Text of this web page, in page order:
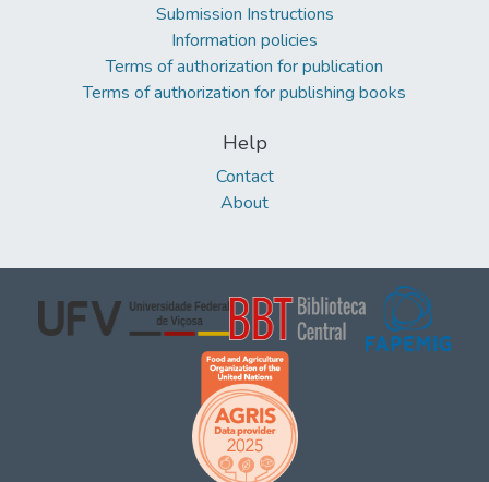
Submission Instructions
Information policies
Terms of authorization for publication
Terms of authorization for publishing books
Help
Contact
About